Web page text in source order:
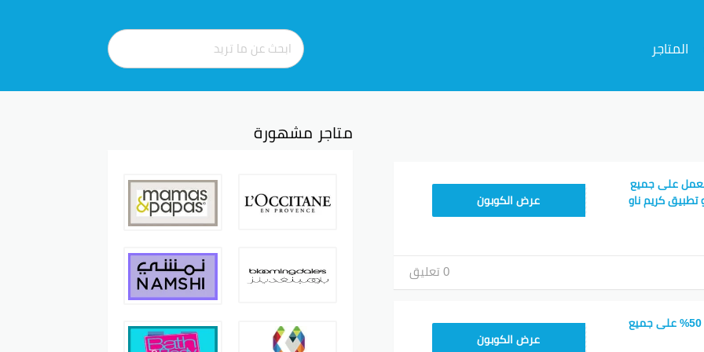
المتاجر
على جميع
كريم ناو
عرض الكوبون
0 تعليق
كود خصم كريم خصم 50% على جميع
عرض الكوبون
متاجر مشهورة